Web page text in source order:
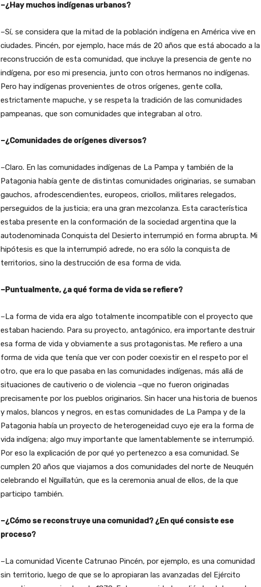
–¿Hay muchos indígenas urbanos?
–Sí, se considera que la mitad de la población indígena en América vive en
ciudades. Pincén, por ejemplo, hace más de 20 años que está abocado a la
reconstrucción de esta comunidad, que incluye la presencia de gente no
indígena, por eso mi presencia, junto con otros hermanos no indígenas.
Pero hay indígenas provenientes de otros orígenes, gente colla,
estrictamente mapuche, y se respeta la tradición de las comunidades
pampeanas, que son comunidades que integraban al otro.
–¿Comunidades de orígenes diversos?
–Claro. En las comunidades indígenas de La Pampa y también de la
Patagonia había gente de distintas comunidades originarias, se sumaban
gauchos, afrodescendientes, europeos, criollos, militares relegados,
perseguidos de la justicia; era una gran mezcolanza. Esta característica
estaba presente en la conformación de la sociedad argentina que la
autodenominada Conquista del Desierto interrumpió en forma abrupta. Mi
hipótesis es que la interrumpió adrede, no era sólo la conquista de
territorios, sino la destrucción de esa forma de vida.
–Puntualmente, ¿a qué forma de vida se refiere?
–La forma de vida era algo totalmente incompatible con el proyecto que
estaban haciendo. Para su proyecto, antagónico, era importante destruir
esa forma de vida y obviamente a sus protagonistas. Me refiero a una
forma de vida que tenía que ver con poder coexistir en el respeto por el
otro, que era lo que pasaba en las comunidades indígenas, más allá de
situaciones de cautiverio o de violencia –que no fueron originadas
precisamente por los pueblos originarios. Sin hacer una historia de buenos
y malos, blancos y negros, en estas comunidades de La Pampa y de la
Patagonia había un proyecto de heterogeneidad cuyo eje era la forma de
vida indígena; algo muy importante que lamentablemente se interrumpió.
Por eso la explicación de por qué yo pertenezco a esa comunidad. Se
cumplen 20 años que viajamos a dos comunidades del norte de Neuquén
celebrando el Nguillatún, que es la ceremonia anual de ellos, de la que
participo también.
–¿Cómo se reconstruye una comunidad? ¿En qué consiste ese
proceso?
–La comunidad Vicente Catrunao Pincén, por ejemplo, es una comunidad
sin territorio, luego de que se lo apropiaran las avanzadas del Ejército